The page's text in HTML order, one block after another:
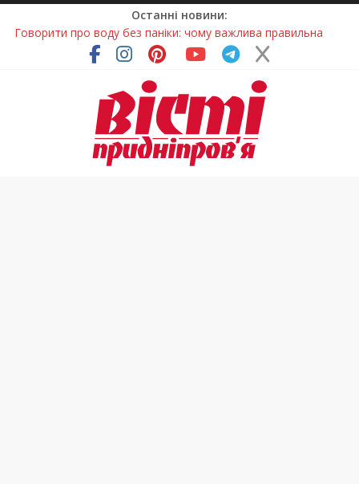
Останні новини:
Говорити про воду без паніки: чому важлива правильна
Лікар – на екрані: Як працюють телемедичні центри на
У Дніпрі триває масштабна підготовка до опалювального
Пошуки тривають: на Дніпропетровщині досліджують місце
розташування легендарного монастиря (Фото)